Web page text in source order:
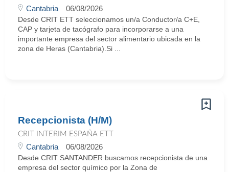
Cantabria 06/08/2026
Desde CRIT ETT seleccionamos un/a Conductor/a C+E,
CAP y tarjeta de tacógrafo para incorporarse a una
importante empresa del sector alimentario ubicada en la
zona de Heras (Cantabria).Si ...
Recepcionista (H/M)
CRIT INTERIM ESPAÑA ETT
Cantabria 06/08/2026
Desde CRIT SANTANDER buscamos recepcionista de una
empresa del sector químico por la Zona de